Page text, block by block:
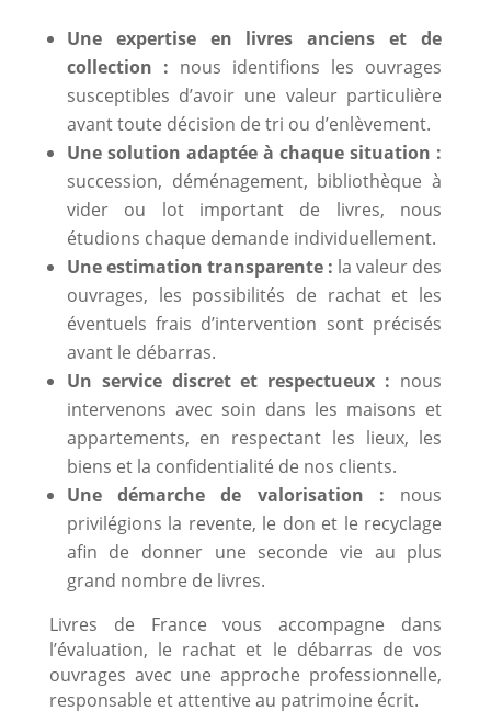
Une expertise en livres anciens et de
collection : nous identifions les ouvrages
susceptibles d’avoir une valeur particulière
avant toute décision de tri ou d’enlèvement.
Une solution adaptée à chaque situation :
succession, déménagement, bibliothèque à
vider ou lot important de livres, nous
étudions chaque demande individuellement.
Une estimation transparente : la valeur des
ouvrages, les possibilités de rachat et les
éventuels frais d’intervention sont précisés
avant le débarras.
Un service discret et respectueux : nous
intervenons avec soin dans les maisons et
appartements, en respectant les lieux, les
biens et la confidentialité de nos clients.
Une démarche de valorisation : nous
privilégions la revente, le don et le recyclage
afin de donner une seconde vie au plus
grand nombre de livres.
Livres de France vous accompagne dans
l’évaluation, le rachat et le débarras de vos
ouvrages avec une approche professionnelle,
responsable et attentive au patrimoine écrit.